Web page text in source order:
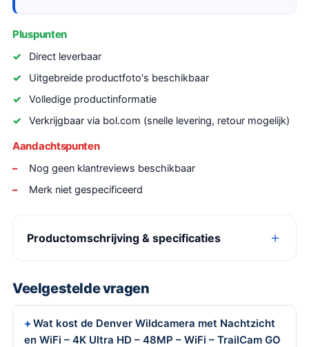
Pluspunten
Direct leverbaar
Uitgebreide productfoto's beschikbaar
Volledige productinformatie
Verkrijgbaar via bol.com (snelle levering, retour mogelijk)
Aandachtspunten
Nog geen klantreviews beschikbaar
Merk niet gespecificeerd
Productomschrijving & specificaties
Veelgestelde vragen
Wat kost de Denver Wildcamera met Nachtzicht
en WiFi – 4K Ultra HD – 48MP – WiFi – TrailCam GO